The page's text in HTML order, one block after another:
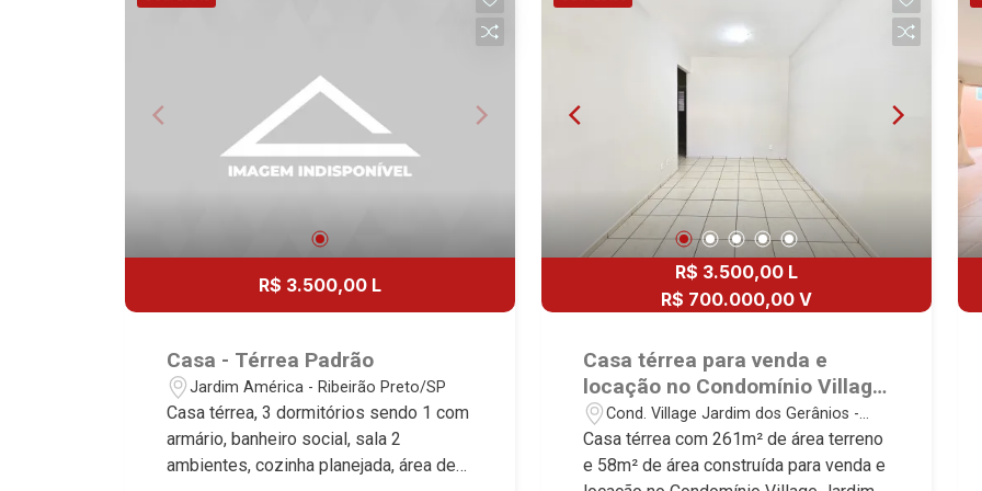
gourmet com churrasqueira - Vestiário -
absoluta no mercado imobiliário de
Ribeirão Preto. Referência em imóveis
de alto padrão, somos especialistas na
mais desejados da Zona Sul,
infraestrutura e qualidade de vida
maior prestígio da região, como: Alto da
Boa Vista, Jardim Botânico, Jardim
Olhos D`Água, Vila do Golfe, City
Ribeirão, Jardim Canadá, Guaporé, Ilhas
do Sul, Jardim Nova Aliança, Boulevard,
Higienópolis, Sumaré, Jardim América,
de serviço - Quintal com churrasqueira -
no mercado imobiliário desde 2000!
Avenida João Fiúsa, 1051 - Alto da Boa
Vista | Ribeirão Preto.
R$ 3.500,00 L
Casa - Térrea Padrão
Jardim América - Ribeirão Preto/SP
Casa térrea, 3 dormitórios sendo 1 com
armário, banheiro social, sala 2
ambientes, cozinha planejada, área de
R$ 3.500,00 L
R$ 700.000,00 V
Casa térrea para venda e
locação no Condomínio Village
Jardim dos Gerânios, próximo
ao Jaú Serve Supermercados -
Ribeirão Preto/SP.
Cond. Village Jardim dos Gerânios -
Ribeirão Preto/SP
Casa térrea com 261m² de área terreno
e 58m² de área construída para venda e